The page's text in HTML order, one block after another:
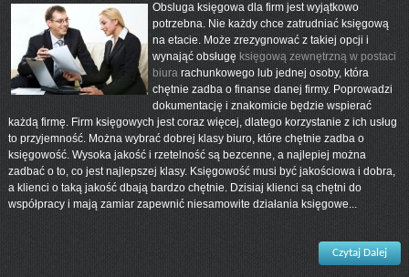
Obsluga księgowa dla firm jest wyjątkowo
potrzebna. Nie każdy chce zatrudniać księgową
na etacie. Może zrezygnować z takiej opcji i
wynająć obsługę księgową zewnętrzną w postaci
biurarachunkowego lub jednej osoby, która
chętnie zadba o finanse danej firmy. Poprowadzi
dokumentację i znakomicie będzie wspierać
każdą firmę. Firm księgowych jest coraz więcej, dlatego korzystanie z ich usług
to przyjemność. Można wybrać dobrej klasy biuro, które chętnie zadba o
księgowość. Wysoka jakość i rzetelność są bezcenne, a najlepiej można
zadbać o to, co jest najlepszej klasy. Księgowość musi być jakościowa i dobra,
a klienci o taką jakość dbają bardzo chętnie. Dzisiaj klienci są chętni do
współpracy i mają zamiar zapewnić niesamowite działania księgowe...
Czytaj Dalej